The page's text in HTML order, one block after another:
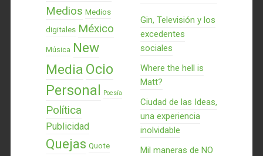
Medios Medios
digitales México
Música New
Media Ocio
Personal Poesía
Política
Publicidad
Quejas Quote
Gin, Televisión y los
excedentes
sociales
Where the hell is
Matt?
Ciudad de las Ideas,
una experiencia
inolvidable
Mil maneras de NO